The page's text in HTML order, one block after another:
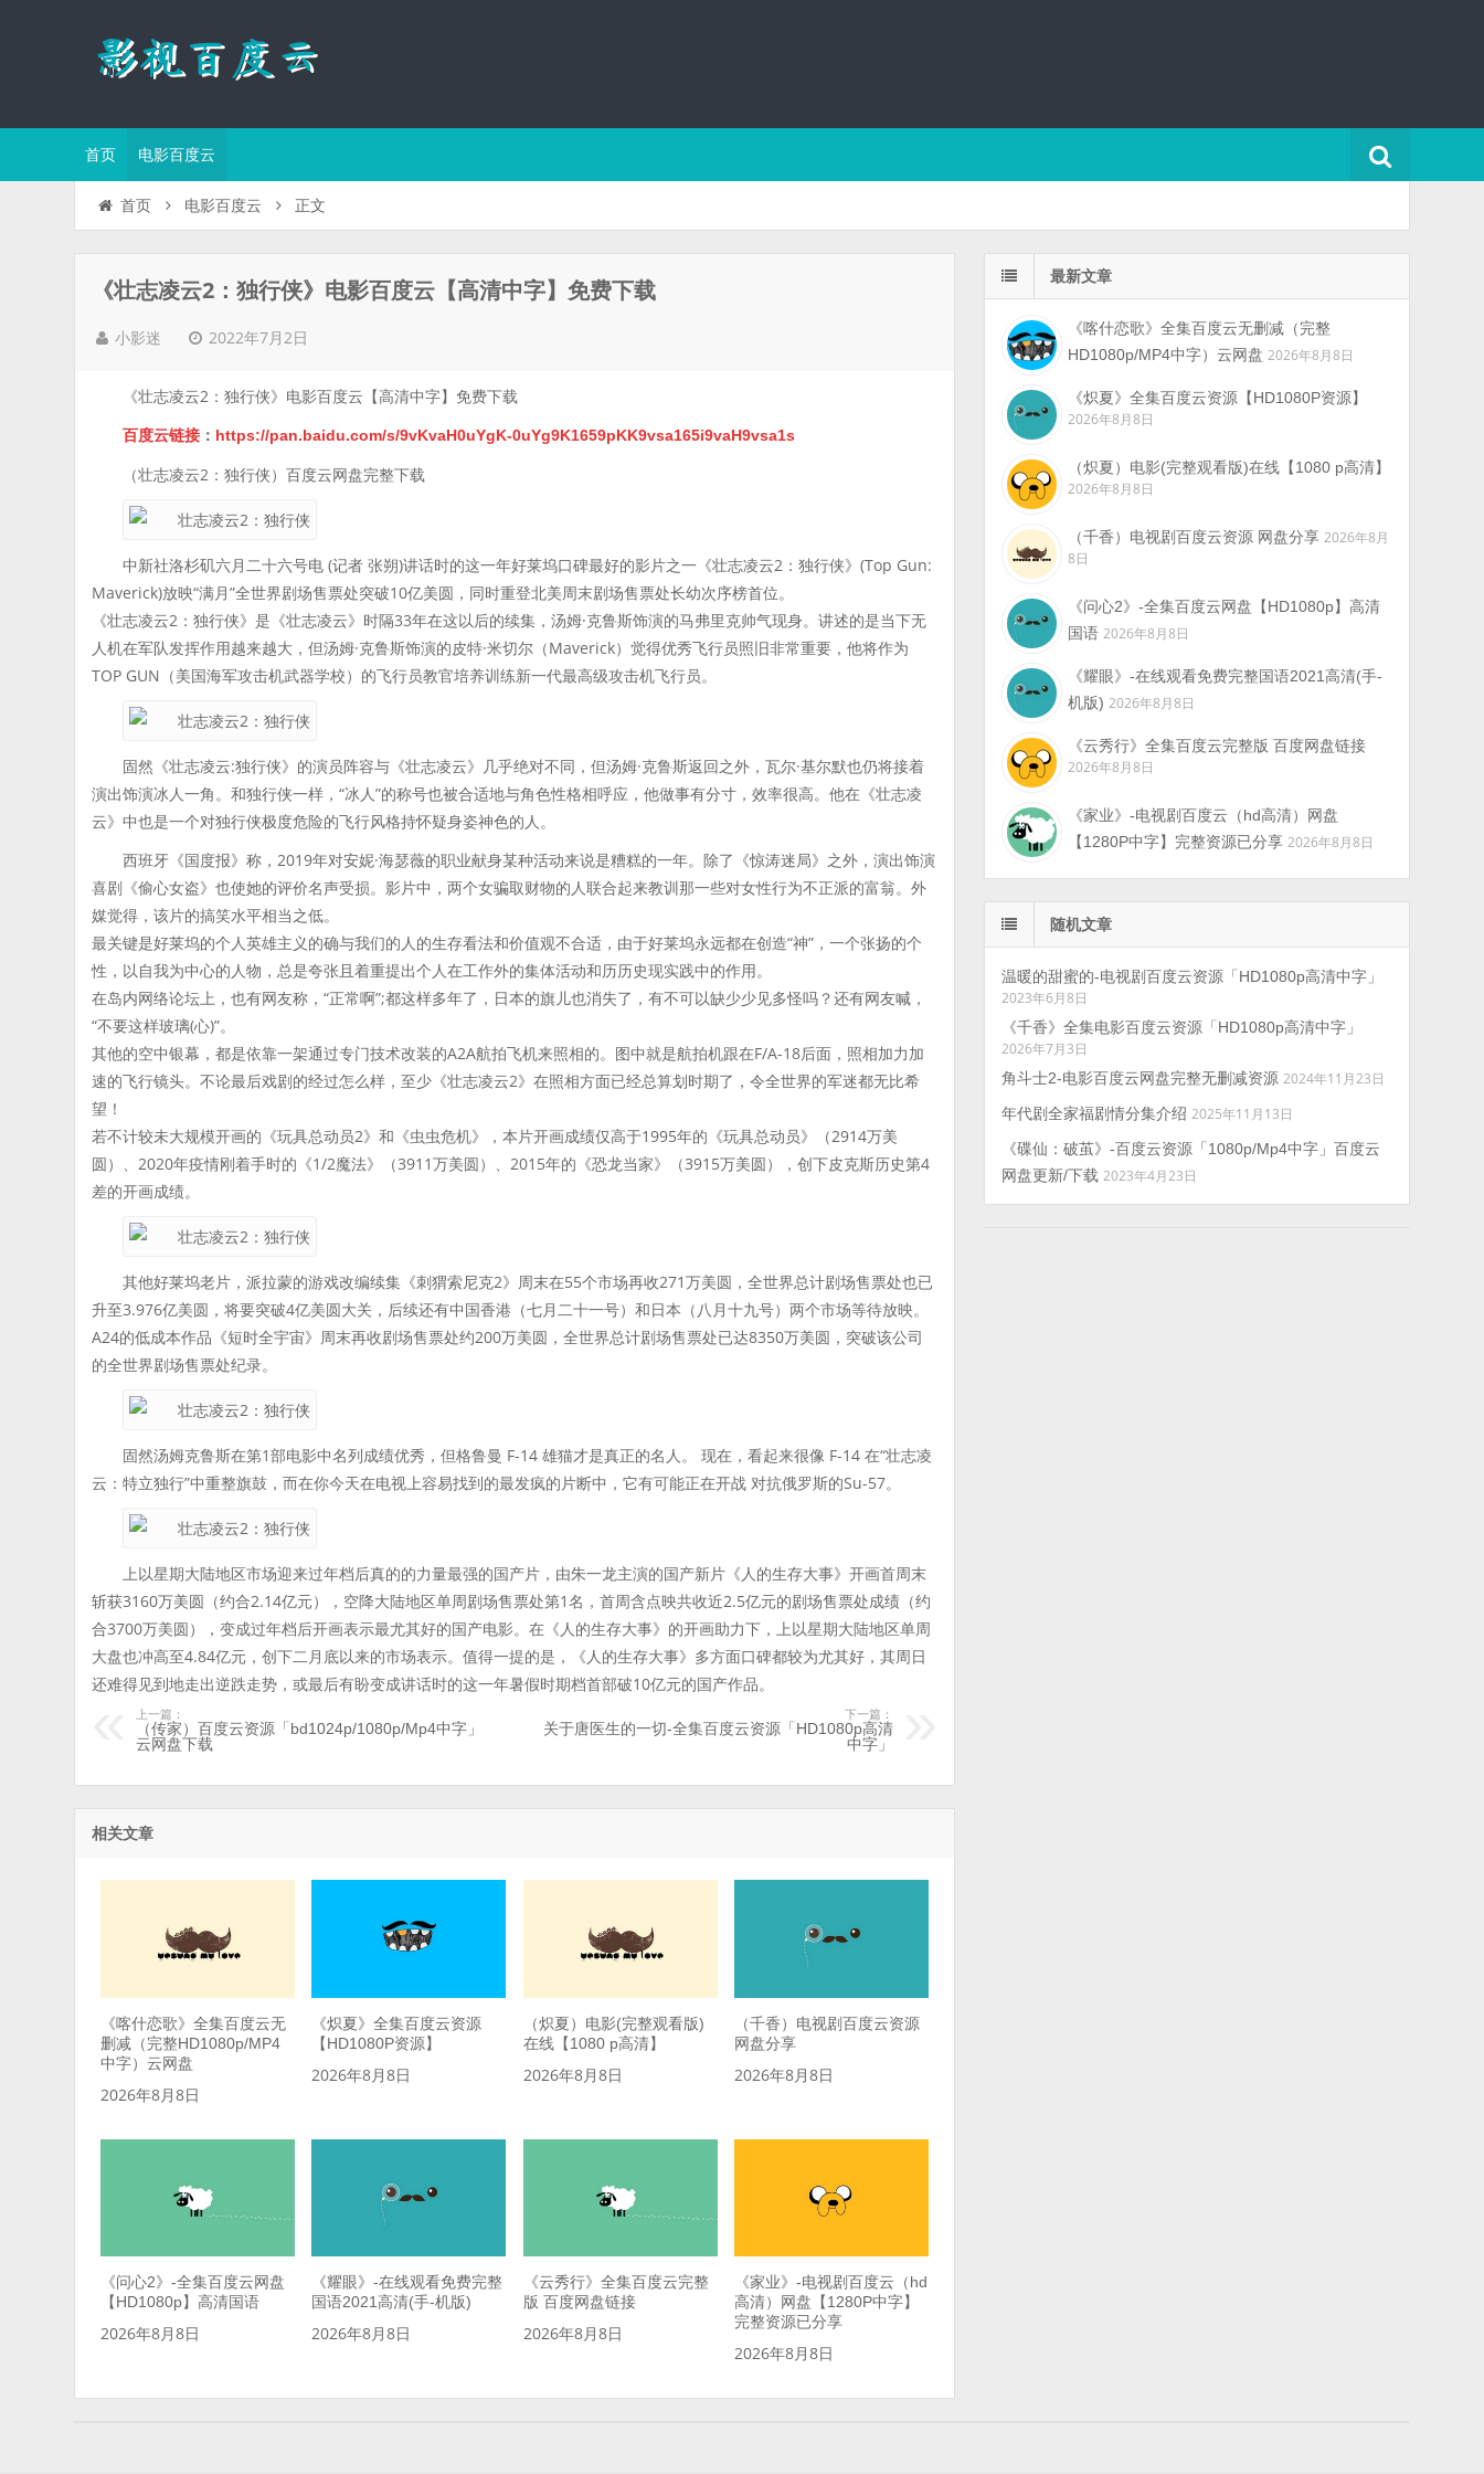
首页 电影百度云
首页 电影百度云 正文
《壮志凌云2：独行侠》电影百度云【高清中字】免费下载
小影迷 2022年7月2日
《壮志凌云2：独行侠》电影百度云【高清中字】免费下载
百度云链接 ： https://pan.baidu.com/s/9vKvaH0uYgK-0uYg9K1659pKK9vsa165i9vaH9vsa1s
（壮志凌云2：独行侠）百度云网盘完整下载
中新社洛杉矶六月二十六号电 (记者 张朔)讲话时的这一年好莱坞口碑最好的影片之一《壮志凌云2：独行侠》(Top Gun:
Maverick)放映“满月”全世界剧场售票处突破10亿美圆，同时重登北美周末剧场售票处长幼次序榜首位。
《壮志凌云2：独行侠》是《壮志凌云》时隔33年在这以后的续集，汤姆·克鲁斯饰演的马弗里克帅气现身。讲述的是当下无
人机在军队发挥作用越来越大，但汤姆·克鲁斯饰演的皮特·米切尔（Maverick）觉得优秀飞行员照旧非常重要，他将作为
TOP GUN（美国海军攻击机武器学校）的飞行员教官培养训练新一代最高级攻击机飞行员。
固然《壮志凌云:独行侠》的演员阵容与《壮志凌云》几乎绝对不同，但汤姆·克鲁斯返回之外，瓦尔·基尔默也仍将接着
演出饰演冰人一角。和独行侠一样，“冰人”的称号也被合适地与角色性格相呼应，他做事有分寸，效率很高。他在《壮志凌
云》中也是一个对独行侠极度危险的飞行风格持怀疑身姿神色的人。
西班牙《国度报》称，2019年对安妮·海瑟薇的职业献身某种活动来说是糟糕的一年。除了《惊涛迷局》之外，演出饰演
喜剧《偷心女盗》也使她的评价名声受损。影片中，两个女骗取财物的人联合起来教训那一些对女性行为不正派的富翁。外
媒觉得，该片的搞笑水平相当之低。
最关键是好莱坞的个人英雄主义的确与我们的人的生存看法和价值观不合适，由于好莱坞永远都在创造“神”，一个张扬的个
性，以自我为中心的人物，总是夸张且着重提出个人在工作外的集体活动和历历史现实践中的作用。
在岛内网络论坛上，也有网友称，“正常啊”;都这样多年了，日本的旗儿也消失了，有不可以缺少少见多怪吗？还有网友喊，
“不要这样玻璃(心)”。
其他的空中银幕，都是依靠一架通过专门技术改装的A2A航拍飞机来照相的。图中就是航拍机跟在F/A-18后面，照相加力加
速的飞行镜头。不论最后戏剧的经过怎么样，至少《壮志凌云2》在照相方面已经总算划时期了，令全世界的军迷都无比希
望！
若不计较未大规模开画的《玩具总动员2》和《虫虫危机》，本片开画成绩仅高于1995年的《玩具总动员》（2914万美
圆）、2020年疫情刚着手时的《1/2魔法》（3911万美圆）、2015年的《恐龙当家》（3915万美圆），创下皮克斯历史第4
差的开画成绩。
其他好莱坞老片，派拉蒙的游戏改编续集《刺猬索尼克2》周末在55个市场再收271万美圆，全世界总计剧场售票处也已
升至3.976亿美圆，将要突破4亿美圆大关，后续还有中国香港（七月二十一号）和日本（八月十九号）两个市场等待放映。
A24的低成本作品《短时全宇宙》周末再收剧场售票处约200万美圆，全世界总计剧场售票处已达8350万美圆，突破该公司
的全世界剧场售票处纪录。
固然汤姆克鲁斯在第1部电影中名列成绩优秀，但格鲁曼 F-14 雄猫才是真正的名人。 现在，看起来很像 F-14 在“壮志凌
云：特立独行”中重整旗鼓，而在你今天在电视上容易找到的最发疯的片断中，它有可能正在开战 对抗俄罗斯的Su-57。
上以星期大陆地区市场迎来过年档后真的的力量最强的国产片，由朱一龙主演的国产新片《人的生存大事》开画首周末
斩获3160万美圆（约合2.14亿元），空降大陆地区单周剧场售票处第1名，首周含点映共收近2.5亿元的剧场售票处成绩（约
合3700万美圆），变成过年档后开画表示最尤其好的国产电影。在《人的生存大事》的开画助力下，上以星期大陆地区单周
大盘也冲高至4.84亿元，创下二月底以来的市场表示。值得一提的是，《人的生存大事》多方面口碑都较为尤其好，其周日
还难得见到地走出逆跌走势，或最后有盼变成讲话时的这一年暑假时期档首部破10亿元的国产作品。
上一篇：
（传家）百度云资源「bd1024p/1080p/Mp4中字」
云网盘下载
下一篇：
关于唐医生的一切-全集百度云资源「HD1080p高清
中字」
相关文章
《喀什恋歌》全集百度云无
删减（完整HD1080p/MP4
中字）云网盘
2026年8月8日
《炽夏》全集百度云资源
【HD1080P资源】
2026年8月8日
（炽夏）电影(完整观看版)
在线【1080 p高清】
2026年8月8日
（千香）电视剧百度云资源
网盘分享
2026年8月8日
《问心2》-全集百度云网盘
【HD1080p】高清国语
2026年8月8日
《耀眼》-在线观看免费完整
国语2021高清(手-机版)
2026年8月8日
《云秀行》全集百度云完整
版 百度网盘链接
2026年8月8日
《家业》-电视剧百度云（hd
高清）网盘【1280P中字】
完整资源已分享
2026年8月8日
最新文章
《喀什恋歌》全集百度云无删减（完整
HD1080p/MP4中字）云网盘 2026年8月8日
《炽夏》全集百度云资源【HD1080P资源】
2026年8月8日
（炽夏）电影(完整观看版)在线【1080 p高清】
2026年8月8日
（千香）电视剧百度云资源 网盘分享 2026年8月
8日
《问心2》-全集百度云网盘【HD1080p】高清
国语 2026年8月8日
《耀眼》-在线观看免费完整国语2021高清(手-
机版) 2026年8月8日
《云秀行》全集百度云完整版 百度网盘链接
2026年8月8日
《家业》-电视剧百度云（hd高清）网盘
【1280P中字】完整资源已分享 2026年8月8日
随机文章
温暖的甜蜜的-电视剧百度云资源「HD1080p高清中字」
2023年6月8日
《千香》全集电影百度云资源「HD1080p高清中字」
2026年7月3日
角斗士2-电影百度云网盘完整无删减资源 2024年11月23日
年代剧全家福剧情分集介绍 2025年11月13日
《碟仙：破茧》-百度云资源「1080p/Mp4中字」百度云
网盘更新/下载 2023年4月23日